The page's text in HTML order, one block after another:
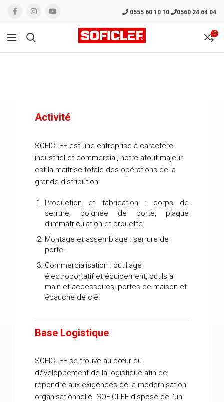
0555 60 10 10 0560 24 64 04
0
Activité
SOFICLEF est une entreprise à caractère
industriel et commercial, notre atout majeur
est la maitrise totale des opérations de la
grande distribution:
Production et fabrication : corps de
serrure, poignée de porte, plaque
d’immatriculation et brouette.
Montage et assemblage : serrure de
porte.
Commercialisation : outillage
électroportatif et équipement, outils à
main et accessoires, portes de maison et
ébauche de clé.
Base Logistique
SOFICLEF se trouve au cœur du
développement de la logistique afin de
répondre aux exigences de la modernisation
organisationnelle SOFICLEF dispose de l’un